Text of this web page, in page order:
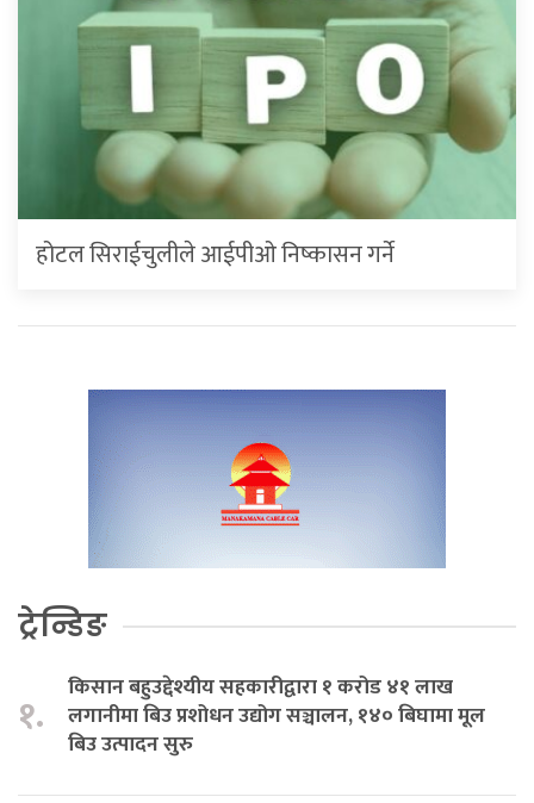
होटल सिराईचुलीले आईपीओ निष्कासन गर्ने
ट्रेन्डिङ
१.
किसान बहुउद्देश्यीय सहकारीद्वारा १ करोड ४१ लाख
लगानीमा बिउ प्रशोधन उद्योग सञ्चालन, १४० बिघामा मूल
बिउ उत्पादन सुरु